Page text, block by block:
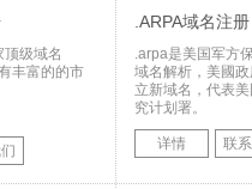
级域名
丰富的的市
.ARPA域名注册
.arpa是美国军方
域名解析，美國
立新域名，代表
究计划署。
详情 联